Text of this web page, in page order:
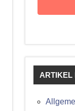
ARTIKEL